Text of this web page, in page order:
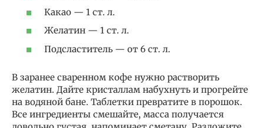
Какао — 1 ст. л.
Желатин — 1 ст. л.
Подсластитель — от 6 ст. л.
В заранее сваренном кофе нужно растворить
желатин. Дайте кристаллам набухнуть и прогрейте
на водяной бане. Таблетки превратите в порошок.
Все ингредиенты смешайте, масса получается